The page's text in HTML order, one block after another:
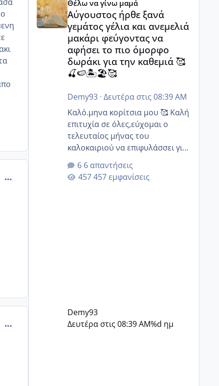
comment_902289
comment_902294
στοχευμένα;;
Θέλω να γίνω μαμά
Αύγουστος ήρθε ξανά
γεμάτος γέλια και ανεμελιά
μακάρι φεύγοντας να
αφήσει το πιο όμορφο
δωράκι για την καθεμιά 🥰
🍒🍉🏝️🏖️🥰
Demy93· Δευτέρα στις 08:39 AM
Καλό.μηνα κορίτσια μου 🥰 Καλή
επιτυχία σε όλες,εύχομαι ο
τελευταίος μήνας του
καλοκαιριού να επιφυλάσσει για
όλες σας την πιο όμορφη
έκπληξη 🧿 @Elk @Melikara86
@Παρασκευαιδου @Zenia z
6 απαντήσεις
457 εμφανίσεις
Demy93
Δευτέρα στις 08:39 AM%d ημ